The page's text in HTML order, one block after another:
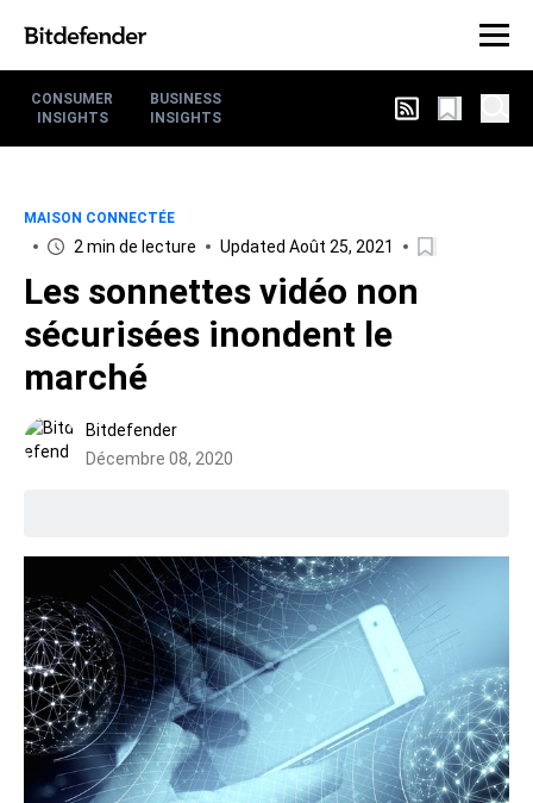
CONSUMER
INSIGHTS
BUSINESS
INSIGHTS
MAISON CONNECTÉE
2 min de lecture Updated Août 25, 2021
Les sonnettes vidéo non
sécurisées inondent le
marché
Bitdefender
Décembre 08, 2020